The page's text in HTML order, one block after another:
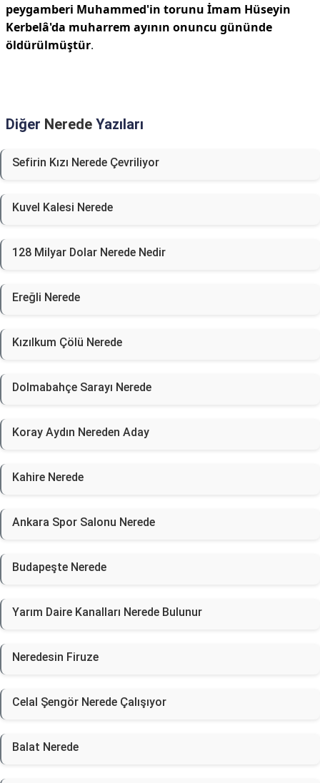
peygamberi Muhammed'in torunu İmam Hüseyin
Kerbelâ'da muharrem ayının onuncu gününde
öldürülmüştür.
Diğer Nerede Yazıları
Sefirin Kızı Nerede Çevriliyor
Kuvel Kalesi Nerede
128 Milyar Dolar Nerede Nedir
Ereğli Nerede
Kızılkum Çölü Nerede
Dolmabahçe Sarayı Nerede
Koray Aydın Nereden Aday
Kahire Nerede
Ankara Spor Salonu Nerede
Budapeşte Nerede
Yarım Daire Kanalları Nerede Bulunur
Neredesin Firuze
Celal Şengör Nerede Çalışıyor
Balat Nerede